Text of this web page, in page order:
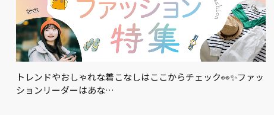
トレンドやおしゃれな着こなしはここからチェック👀✨ファッ
ションリーダーはあな…